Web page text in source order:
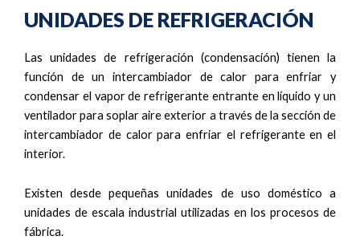
UNIDADES DE REFRIGERACIÓN
Las unidades de refrigeración (condensación) tienen la
función de un intercambiador de calor para enfriar y
condensar el vapor de refrigerante entrante en líquido y un
ventilador para soplar aire exterior a través de la sección de
intercambiador de calor para enfriar el refrigerante en el
interior.
Existen desde pequeñas unidades de uso doméstico a
unidades de escala industrial utilizadas en los procesos de
fábrica.